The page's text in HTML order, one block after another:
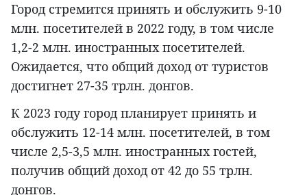
Город стремится принять и обслужить 9-10
млн. посетителей в 2022 году, в том числе
1,2-2 млн. иностранных посетителей.
Ожидается, что общий доход от туристов
достигнет 27-35 трлн. донгов.
К 2023 году город планирует принять и
обслужить 12-14 млн. посетителей, в том
числе 2,5-3,5 млн. иностранных гостей,
получив общий доход от 42 до 55 трлн.
донгов.